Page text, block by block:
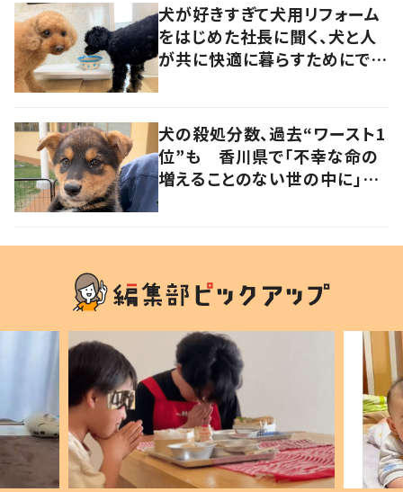
犬が好きすぎて犬用リフォーム
をはじめた社長に聞く、犬と人
が共に快適に暮らすためにでき
犬の殺処分数、過去“ワースト1
位”も 香川県で「不幸な命の
増えることのない世の中に」と